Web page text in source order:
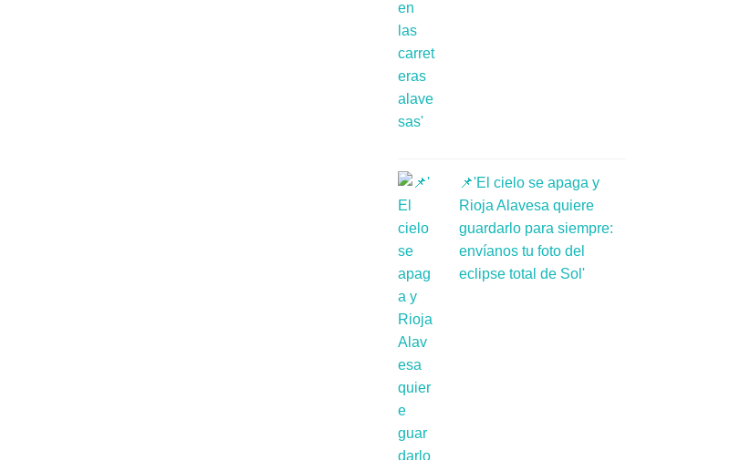
📌'El cielo se apaga y
Rioja Alavesa quiere
guardarlo para siempre:
envíanos tu foto del
eclipse total de Sol'